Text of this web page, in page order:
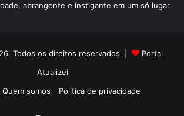
abrangente e instigante em um só lugar.
Todos os direitos reservados |
Portal
Atualizei
Quem somos Política de privacidade